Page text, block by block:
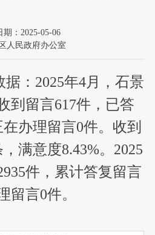
期：2025-05-06
人民政府办公室
据：2025年4月，石景
到留言617件，已答
办理留言0件。收到
满意度8.43%。2025
件，累计答复留言
留言0件。